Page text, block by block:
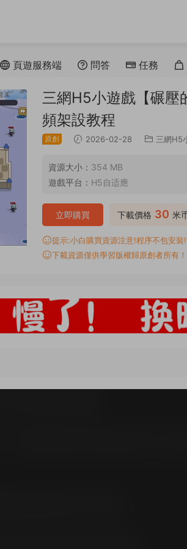
頁遊服務端 問答 任務
三網H5小遊戲【碾
頻架設教程
原創 2026-02-28 三網H5
資源大小： 354 MB
遊戲平台： H5自适應
下載價格 30 米
立即購買
提示:小白購買資源注意!程序不包安
下載資源僅供學習版權歸原創者所有